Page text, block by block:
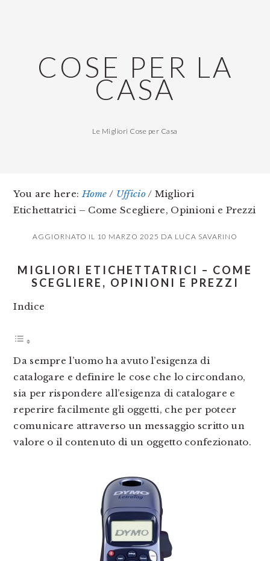
COSE PER LA
CASA
Le Migliori Cose per Casa
You are here:Home / Ufficio/ Migliori
Etichettatrici – Come Scegliere, Opinioni e Prezzi
AGGIORNATO IL 10 MARZO 2025 DA LUCA SAVARINO
MIGLIORI ETICHETTATRICI – COME
SCEGLIERE, OPINIONI E PREZZI
Indice
Da sempre l’uomo ha avuto l’esigenza di
catalogare e definire le cose che lo circondano,
sia per rispondere all’esigenza di catalogare e
reperire facilmente gli oggetti, che per poteer
comunicare attraverso un messaggio scritto un
valore o il contenuto di un oggetto confezionato.